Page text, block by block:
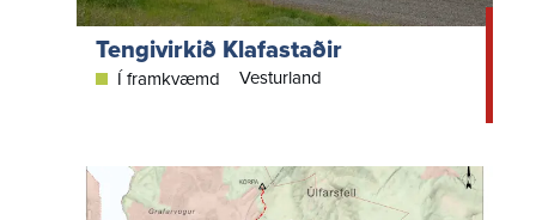
Tengivirkið Klafastaðir
Í framkvæmd Vesturland